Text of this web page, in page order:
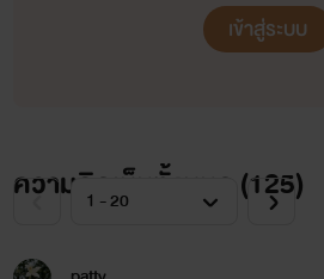
ดารนี อดีตคนรักของราชันย์ดันถูกวันอ่อนกินหญ้าแก่ เมื่อชีวิน
ตะวัน ลูกชายหัวแก้วหัวแหวนของดวงใจ ถูกเด็กเพี้ยนตามปั่นป่
เซ็กซี่ ก็ดันคิดผิดซะด้วยสิ!!
5.พี่สาวสอนรัก
เข้าสู่ระบบ
ความคิดเห็นทั้งหมด (125)